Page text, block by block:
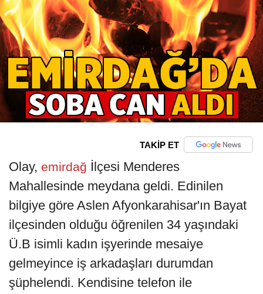
TAKİP ET
Olay, emirdağ İlçesi Menderes
Mahallesinde meydana geldi. Edinilen
bilgiye göre Aslen Afyonkarahisar'ın Bayat
ilçesinden olduğu öğrenilen 34 yaşındaki
Ü.B isimli kadın işyerinde mesaiye
gelmeyince iş arkadaşları durumdan
şüphelendi. Kendisine telefon ile